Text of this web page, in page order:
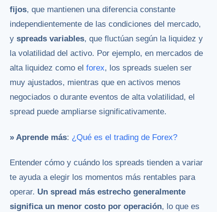
fijos, que mantienen una diferencia constante
independientemente de las condiciones del mercado,
y spreads variables, que fluctúan según la liquidez y
la volatilidad del activo. Por ejemplo, en mercados de
alta liquidez como el forex, los spreads suelen ser
muy ajustados, mientras que en activos menos
negociados o durante eventos de alta volatilidad, el
spread puede ampliarse significativamente.
» Aprende más: ¿Qué es el trading de Forex?
Entender cómo y cuándo los spreads tienden a variar
te ayuda a elegir los momentos más rentables para
operar. Un spread más estrecho generalmente
significa un menor costo por operación, lo que es